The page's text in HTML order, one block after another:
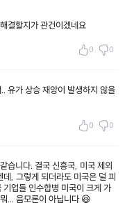
결할지가 관건이겠네요
0 0
유가 상승 재앙이 발생하지 않을
0 0
습니다. 결국 신흥국, 미국 제외
, 그렇게 되더라도 미국은 덜 피
업들 인수합병 미국이 크게 가
... 음모론이 아닙니다 😆